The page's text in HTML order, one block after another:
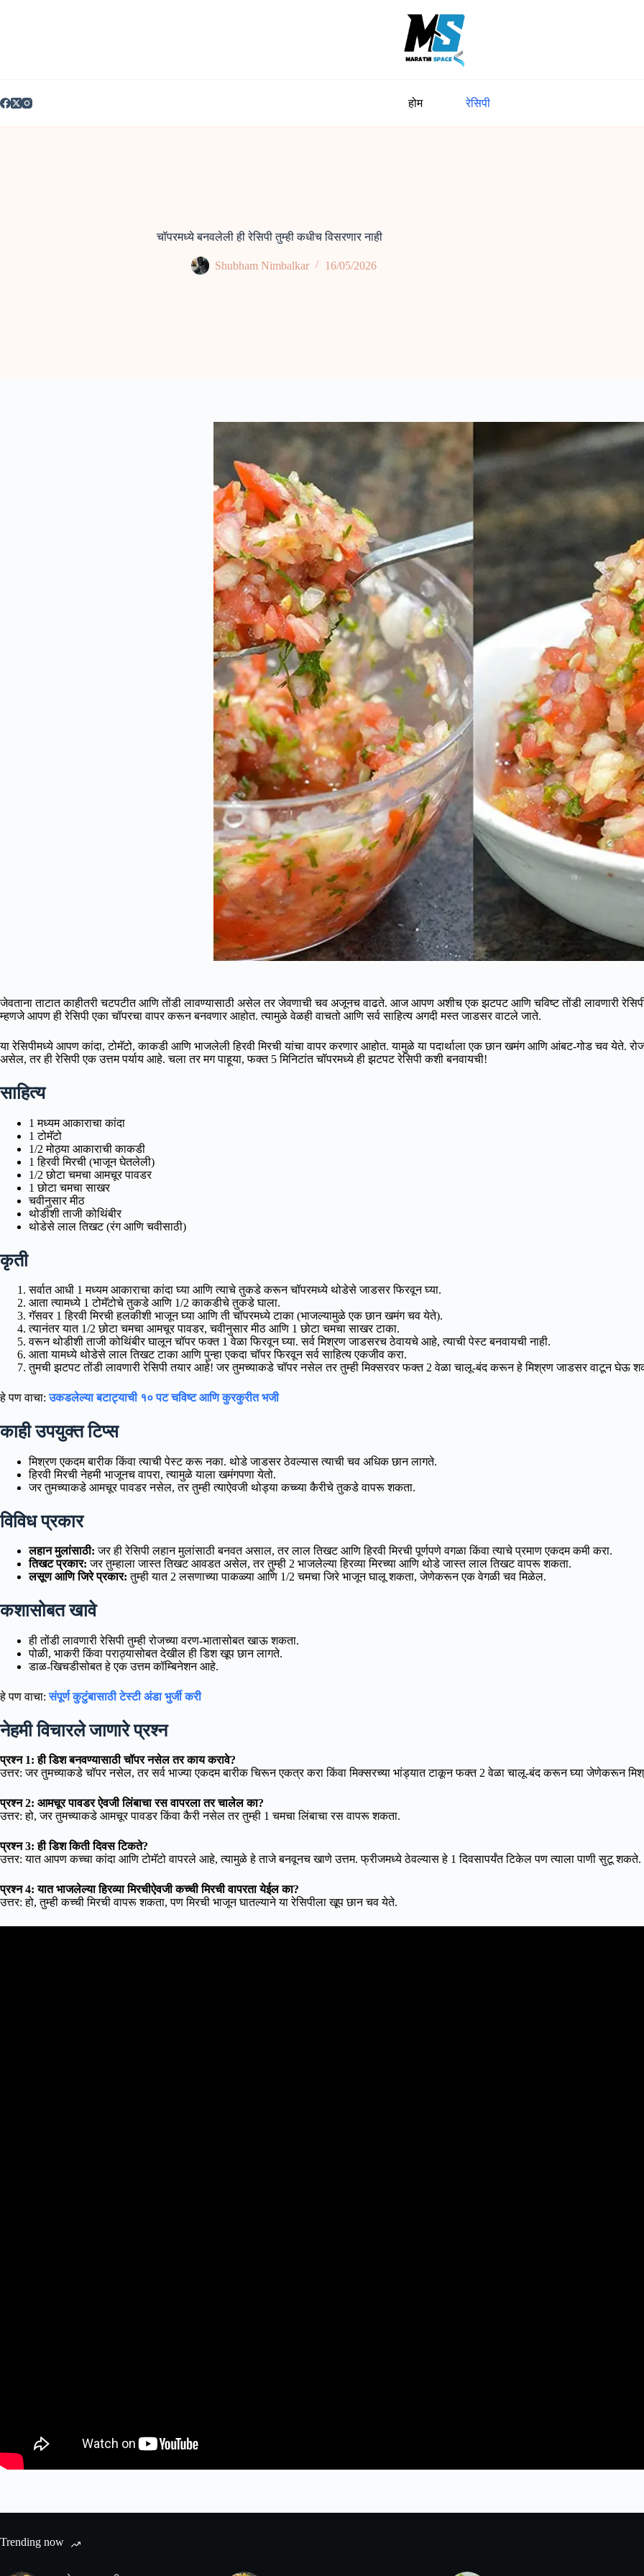
होम रेसिपी
चॉपरमध्ये बनवलेली ही रेसिपी तुम्ही कधीच विसरणार नाही
Shubham Nimbalkar 16/05/2026
जेवताना ताटात काहीतरी चटपटीत आणि तोंडी लावण्यासाठी असेल तर जेवणाची चव अजूनच वाढते. आज आपण अशीच एक झटपट आणि चविष्ट तोंडी लावणारी रेसिपी
म्हणजे आपण ही रेसिपी एका चॉपरचा वापर करून बनवणार आहोत. त्यामुळे वेळही वाचतो आणि सर्व साहित्य अगदी मस्त जाडसर वाटले जाते.
या रेसिपीमध्ये आपण कांदा, टोमॅटो, काकडी आणि भाजलेली हिरवी मिरची यांचा वापर करणार आहोत. यामुळे या पदार्थाला एक छान खमंग आणि आंबट-गोड चव येते.
असेल, तर ही रेसिपी एक उत्तम पर्याय आहे. चला तर मग पाहूया, फक्त 5 मिनिटांत चॉपरमध्ये ही झटपट रेसिपी कशी बनवायची!
साहित्य
1 मध्यम आकाराचा कांदा
1 टोमॅटो
1/2 मोठ्या आकाराची काकडी
1 हिरवी मिरची (भाजून घेतलेली)
1/2 छोटा चमचा आमचूर पावडर
1 छोटा चमचा साखर
चवीनुसार मीठ
थोडीशी ताजी कोथिंबीर
थोडेसे लाल तिखट (रंग आणि चवीसाठी)
कृती
सर्वात आधी 1 मध्यम आकाराचा कांदा घ्या आणि त्याचे तुकडे करून चॉपरमध्ये थोडेसे जाडसर फिरवून घ्या.
आता त्यामध्ये 1 टोमॅटोचे तुकडे आणि 1/2 काकडीचे तुकडे घाला.
गॅसवर 1 हिरवी मिरची हलकीशी भाजून घ्या आणि ती चॉपरमध्ये टाका (भाजल्यामुळे एक छान खमंग चव येते).
त्यानंतर यात 1/2 छोटा चमचा आमचूर पावडर, चवीनुसार मीठ आणि 1 छोटा चमचा साखर टाका.
वरून थोडीशी ताजी कोथिंबीर घालून चॉपर फक्त 1 वेळा फिरवून घ्या. सर्व मिश्रण जाडसरच ठेवायचे आहे, त्याची पेस्ट बनवायची नाही.
आता यामध्ये थोडेसे लाल तिखट टाका आणि पुन्हा एकदा चॉपर फिरवून सर्व साहित्य एकजीव करा.
तुमची झटपट तोंडी लावणारी रेसिपी तयार आहे! जर तुमच्याकडे चॉपर नसेल तर तुम्ही मिक्सरवर फक्त 2 वेळा चालू-बंद करून हे मिश्रण जाडसर वाटून घेऊ
हे पण वाचा:उकडलेल्या बटाट्याची १० पट चविष्ट आणि कुरकुरीत भजी
काही उपयुक्त टिप्स
मिश्रण एकदम बारीक किंवा त्याची पेस्ट करू नका. थोडे जाडसर ठेवल्यास त्याची चव अधिक छान लागते.
हिरवी मिरची नेहमी भाजूनच वापरा, त्यामुळे याला खमंगपणा येतो.
जर तुमच्याकडे आमचूर पावडर नसेल, तर तुम्ही त्याऐवजी थोड्या कच्च्या कैरीचे तुकडे वापरू शकता.
विविध प्रकार
लहान मुलांसाठी: जर ही रेसिपी लहान मुलांसाठी बनवत असाल, तर लाल तिखट आणि हिरवी मिरची पूर्णपणे वगळा किंवा त्याचे प्रमाण एकदम कमी करा.
तिखट प्रकार: जर तुम्हाला जास्त तिखट आवडत असेल, तर तुम्ही 2 भाजलेल्या हिरव्या मिरच्या आणि थोडे जास्त लाल तिखट वापरू शकता.
लसूण आणि जिरे प्रकार: तुम्ही यात 2 लसणाच्या पाकळ्या आणि 1/2 चमचा जिरे भाजून घालू शकता, जेणेकरून एक वेगळी चव मिळेल.
कशासोबत खावे
ही तोंडी लावणारी रेसिपी तुम्ही रोजच्या वरण-भातासोबत खाऊ शकता.
पोळी, भाकरी किंवा पराठ्यासोबत देखील ही डिश खूप छान लागते.
डाळ-खिचडीसोबत हे एक उत्तम कॉम्बिनेशन आहे.
हे पण वाचा:संपूर्ण कुटुंबासाठी टेस्टी अंडा भुर्जी करी
नेहमी विचारले जाणारे प्रश्न
प्रश्न 1: ही डिश बनवण्यासाठी चॉपर नसेल तर काय करावे?
उत्तर: जर तुमच्याकडे चॉपर नसेल, तर सर्व भाज्या एकदम बारीक चिरून एकत्र करा किंवा मिक्सरच्या भांड्यात टाकून फक्त 2 वेळा चालू-बंद करून घ्या जेणेकरून
प्रश्न 2: आमचूर पावडर ऐवजी लिंबाचा रस वापरला तर चालेल का?
उत्तर: हो, जर तुमच्याकडे आमचूर पावडर किंवा कैरी नसेल तर तुम्ही 1 चमचा लिंबाचा रस वापरू शकता.
प्रश्न 3: ही डिश किती दिवस टिकते?
उत्तर: यात आपण कच्चा कांदा आणि टोमॅटो वापरले आहे, त्यामुळे हे ताजे बनवूनच खाणे उत्तम. फ्रीजमध्ये ठेवल्यास हे 1 दिवसापर्यंत टिकेल पण त्याला पाणी सुटू शकते.
प्रश्न 4: यात भाजलेल्या हिरव्या मिरचीऐवजी कच्ची मिरची वापरता येईल का?
उत्तर: हो, तुम्ही कच्ची मिरची वापरू शकता, पण मिरची भाजून घातल्याने या रेसिपीला खूप छान चव येते.
Trending now